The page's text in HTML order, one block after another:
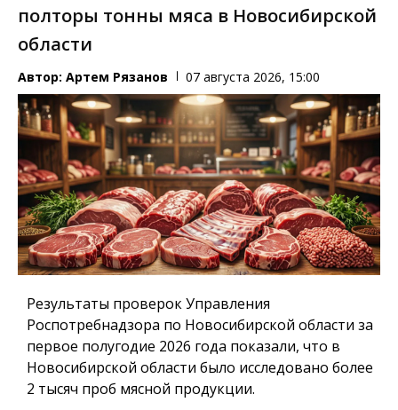
полторы тонны мяса в Новосибирской
области
Автор: Артем Рязанов 07 августа 2026, 15:00
Результаты проверок Управления
Роспотребнадзора по Новосибирской области за
первое полугодие 2026 года показали, что в
Новосибирской области было исследовано более
2 тысяч проб мясной продукции.